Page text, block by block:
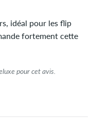
verte à côté
ces personnes,
commandes. Pour les
pas garantir que la
idéal pour les flip
fortement cette
pour cet avis.